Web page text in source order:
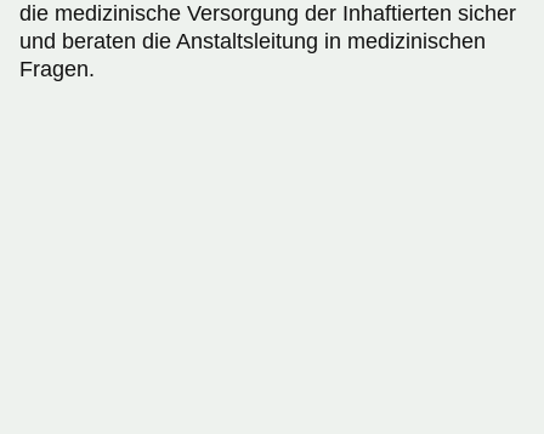
die medizinische Versorgung der Inhaftierten sicher
und beraten die Anstaltsleitung in medizinischen
Fragen.